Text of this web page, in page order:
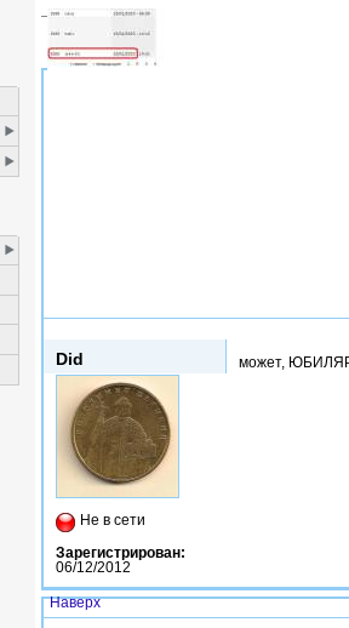
Did
Не в сети
Зарегистрирован:
06/12/2012
может,
Наверх